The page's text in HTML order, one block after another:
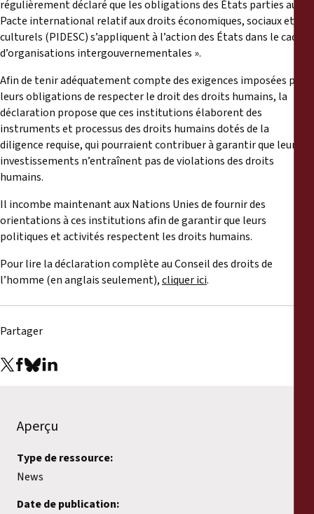
régulièrement déclaré que les obligations des États parties au
Pacte international relatif aux droits économiques, sociaux et
culturels (PIDESC) s’appliquent à l’action des États dans le cadre
d’organisations intergouvernementales ».
Afin de tenir adéquatement compte des exigences imposées par
leurs obligations de respecter le droit des droits humains, la
déclaration propose que ces institutions élaborent des
instruments et processus des droits humains dotés de la
diligence requise, qui pourraient contribuer à garantir que leurs
investissements n’entraînent pas de violations des droits
humains.
Il incombe maintenant aux Nations Unies de fournir des
orientations à ces institutions afin de garantir que leurs
politiques et activités respectent les droits humains.
Pour lire la déclaration complète au Conseil des droits de
l’homme (en anglais seulement),cliquer ici.
Partager
Aperçu
Type de ressource:
News
Date de publication: